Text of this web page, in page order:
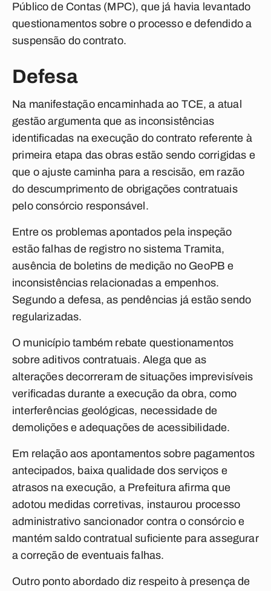
Público de Contas (MPC), que já havia levantado
questionamentos sobre o processo e defendido a
suspensão do contrato.
Defesa
Na manifestação encaminhada ao TCE, a atual
gestão argumenta que as inconsistências
identificadas na execução do contrato referente à
primeira etapa das obras estão sendo corrigidas e
que o ajuste caminha para a rescisão, em razão
do descumprimento de obrigações contratuais
pelo consórcio responsável.
Entre os problemas apontados pela inspeção
estão falhas de registro no sistema Tramita,
ausência de boletins de medição no GeoPB e
inconsistências relacionadas a empenhos.
Segundo a defesa, as pendências já estão sendo
regularizadas.
O município também rebate questionamentos
sobre aditivos contratuais. Alega que as
alterações decorreram de situações imprevisíveis
verificadas durante a execução da obra, como
interferências geológicas, necessidade de
demolições e adequações de acessibilidade.
Em relação aos apontamentos sobre pagamentos
antecipados, baixa qualidade dos serviços e
atrasos na execução, a Prefeitura afirma que
adotou medidas corretivas, instaurou processo
administrativo sancionador contra o consórcio e
mantém saldo contratual suficiente para assegurar
a correção de eventuais falhas.
Outro ponto abordado diz respeito à presença de